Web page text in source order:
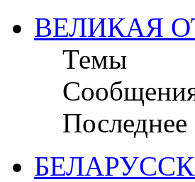
ВЕЛИКАЯ
Темы